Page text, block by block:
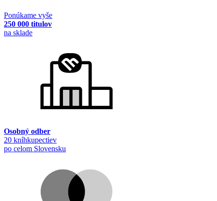
Ponúkame vyše
250 000 titulov
na sklade
Osobný odber
20 kníhkupectiev
po celom Slovensku